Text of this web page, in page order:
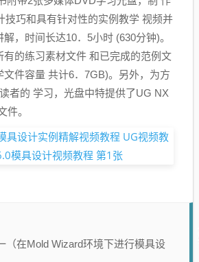
技巧和具有针对性的实例教学 视频并
，时间长达10．5小时 (630分钟)。
有的练习素材文件 和已完成的范例文
件容量 共计6．7GB)。另外，为方
者的 学习，光盘中特提供了UG NX
件。
在Mold Wizard环境下进行模具设